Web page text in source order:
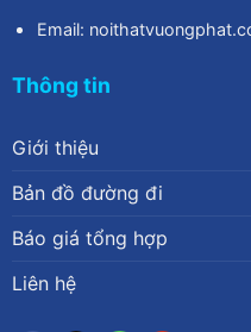
Email:
Thông tin
Giới thiệu
Bản đồ đường đi
Báo giá tổng hợp
Liên hệ